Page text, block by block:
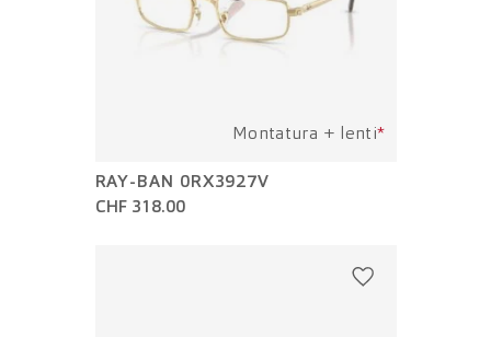
Montatura + lenti*
RAY-BAN 0RX3927V
CHF 318.00